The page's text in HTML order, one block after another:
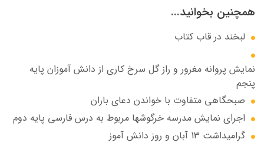
همچنین بخوانید...
لبخند در قاب کتاب
نمایش پروانه مغرور و راز گل سرخ کاری از دانش آموزان پایه
پنجم
صبحگاهی متفاوت با خواندن دعای باران
اجرای نمایش مدرسه خرگوشها مربوط به درس فارسی پایه دوم
گرامیداشت 13 آبان و روز دانش آموز